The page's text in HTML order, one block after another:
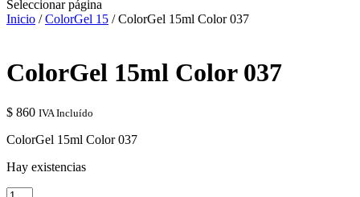
Seleccionar página
Inicio /ColorGel 15 / ColorGel 15ml Color 037
ColorGel 15ml Color 037
$ 860 IVA Incluído
ColorGel 15ml Color 037
Hay existencias
ColorGel